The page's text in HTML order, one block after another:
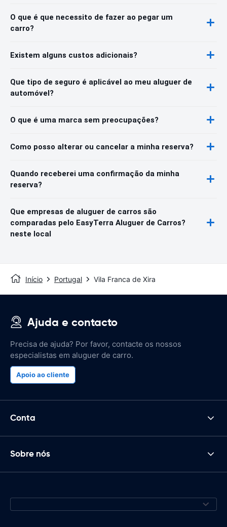
O que é que necessito de fazer ao pegar um
carro?
Existem alguns custos adicionais?
Que tipo de seguro é aplicável ao meu aluguer de
automóvel?
O que é uma marca sem preocupações?
Como posso alterar ou cancelar a minha reserva?
Quando receberei uma confirmação da minha
reserva?
Que empresas de aluguer de carros são
comparadas pelo EasyTerra Aluguer de Carros?
neste local
Início Portugal Vila Franca de Xira
Ajuda e contacto
Precisa de ajuda? Por favor, contacte os nossos
especialistas em aluguer de carro.
Apoio ao cliente
Conta
Sobre nós